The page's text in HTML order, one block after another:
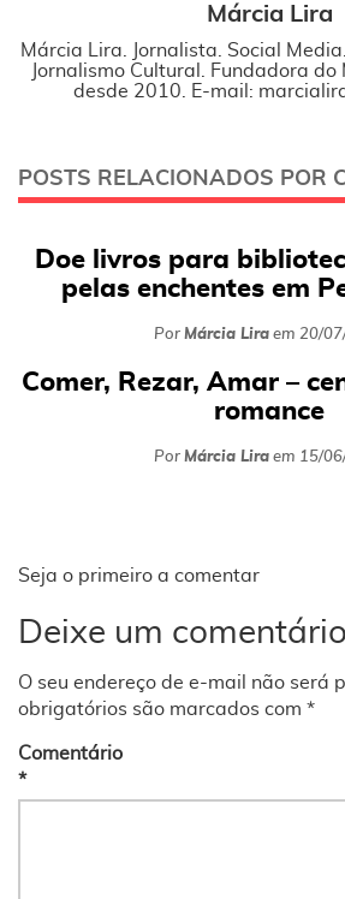
Márcia Lira
Márcia Lira. Jornalista. Social
Jornalismo Cultural. Fundadora do
desde 2010. E-mail:
POSTS RELACIONADOS POR
Doe livros para
pelas enchentes em
Por Márcia Liraem 20/
Comer, Rezar, Amar –
romance
Por Márcia Liraem 15/
Seja o primeiro a comentar
Deixe um comentário
O seu endereço de e-mail não será
obrigatórios são marcados com *
Comentário
*